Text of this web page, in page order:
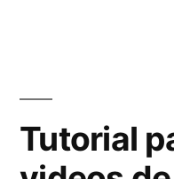
Tutorial